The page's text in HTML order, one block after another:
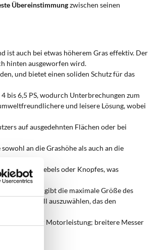
Übereinstimmungzwischen seinen
ist auch bei etwas höherem Gras effektiv. Der
hinten ausgeworfen wird.
und bietet einen soliden Schutz für das
bis 6,5 PS, wodurch Unterbrechungen zum
und leisere Lösung, wobei
auf ausgedehnten Flächen oder bei
an die Grashöhe als auch an die
einzigen Hebels oder Knopfes, was
gibt die maximale Größe des
Modell auszuwählen, das den
zur Motorleistung; breitere Messer